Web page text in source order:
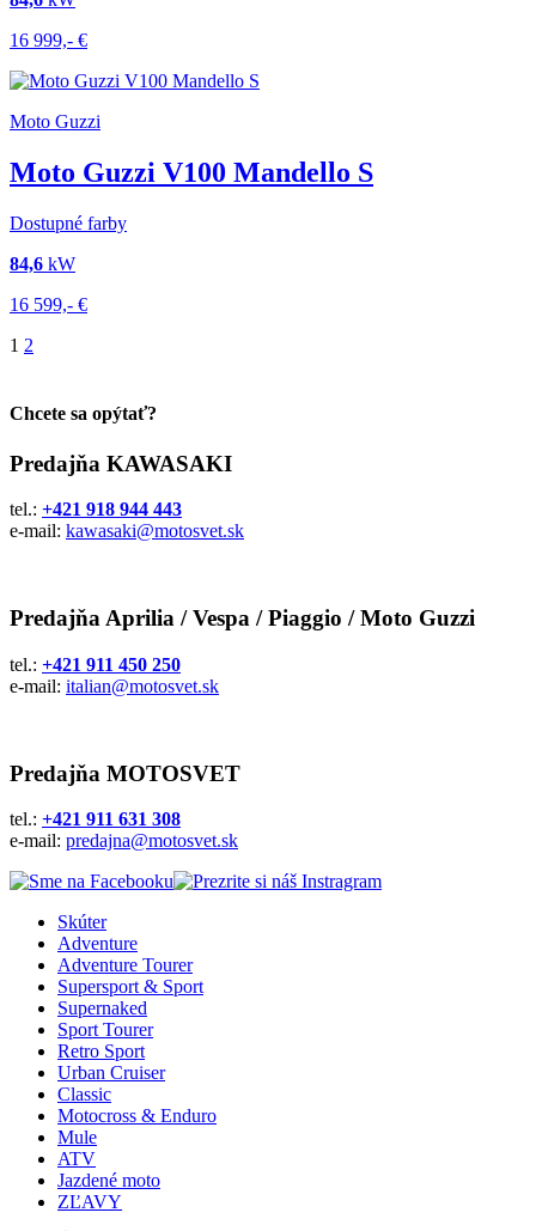
16 999,- €
Moto Guzzi
Moto Guzzi V100 Mandello S
Dostupné farby
84,6 kW
16 599,- €
1 2
Chcete sa opýtať?
Predajňa KAWASAKI
tel.: +421 918 944 443
e-mail: kawasaki@motosvet.sk
Predajňa Aprilia / Vespa / Piaggio / Moto Guzzi
tel.: +421 911 450 250
e-mail: italian@motosvet.sk
Predajňa MOTOSVET
tel.: +421 911 631 308
e-mail: predajna@motosvet.sk
Skúter
Adventure
Adventure Tourer
Supersport & Sport
Supernaked
Sport Tourer
Retro Sport
Urban Cruiser
Classic
Motocross & Enduro
Mule
ATV
Jazdené moto
ZĽAVY